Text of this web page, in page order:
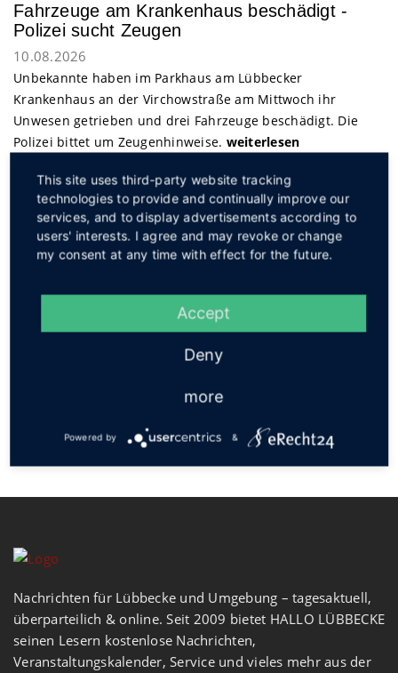
Fahrzeuge am Krankenhaus beschädigt -
Polizei sucht Zeugen
10.08.2026
Unbekannte haben im Parkhaus am Lübbecker
Krankenhaus an der Virchowstraße am Mittwoch ihr
Unwesen getrieben und drei Fahrzeuge beschädigt. Die
Polizei bittet um Zeugenhinweise. weiterlesen
Service
Social
Nachrichten für Lübbecke und Umgebung – tagesaktuell,
überparteilich & online. Seit 2009 bietet HALLO LÜBBECKE
seinen Lesern kostenlose Nachrichten,
Veranstaltungskalender, Service und vieles mehr aus der
This site uses third-party website tracking
technologies to provide and continually improve our
services, and to display advertisements according to
users' interests. I agree and may revoke or change
my consent at any time with effect for the future.
Accept
Deny
more
Powered by &